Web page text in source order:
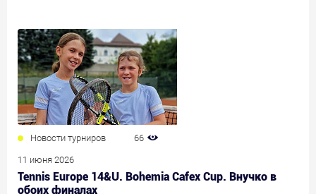
Новости турниров 66
11 июня 2026
Tennis Europe 14&U. Bohemia Cafex Cup. Внучко в
обоих финалах